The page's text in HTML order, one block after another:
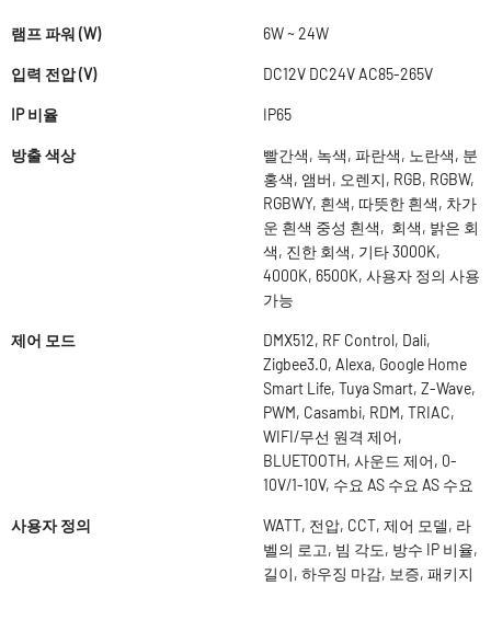
램프 파워 (W) 6W ~ 24W
입력 전압 (V) DC12V DC24V AC85-265V
IP 비율 IP65
방출 색상
빨간색, 녹색, 파란색, 노란색, 분
홍색, 앰버, 오렌지, RGB, RGBW,
RGBWY, 흰색, 따뜻한 흰색, 차가
운 흰색 중성 흰색, 회색, 밝은 회
색, 진한 회색, 기타 3000K,
4000K, 6500K, 사용자 정의 사용
가능
제어 모드
DMX512, RF Control, Dali,
Zigbee3.0, Alexa, Google Home
Smart Life, Tuya Smart, Z-Wave,
PWM, Casambi, RDM, TRIAC,
WIFI/무선 원격 제어,
BLUETOOTH, 사운드 제어, 0-
10V/1-10V, 수요 AS 수요 AS 수요
사용자 정의
WATT, 전압, CCT, 제어 모델, 라
벨의 로고, 빔 각도, 방수 IP 비율,
길이, 하우징 마감, 보증, 패키지